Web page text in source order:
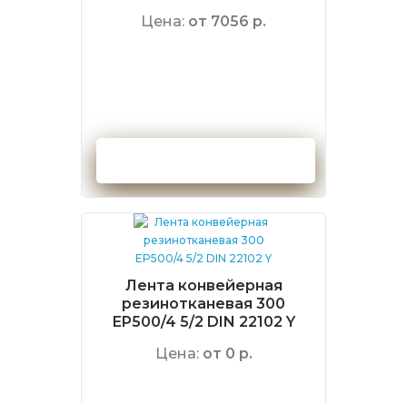
Цена: от 7056 р.
Лента конвейерная
резинотканевая 300
EP500/4 5/2 DIN 22102 Y
Цена: от 0 р.